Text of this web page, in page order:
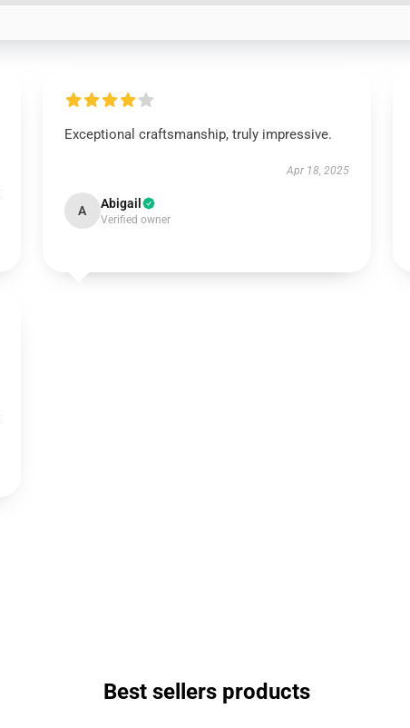
Exceptional craftsmanship, truly impressive.
Apr 18, 2025
A Abigail
Verified owner
Best sellers products